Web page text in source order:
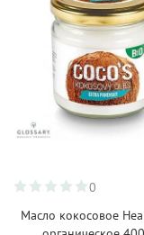
0
Масло кокосовое